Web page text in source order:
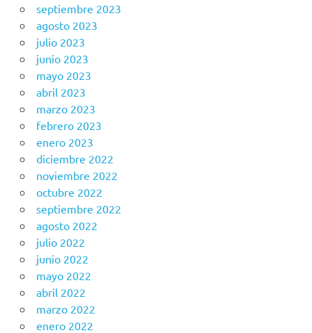
septiembre 2023
agosto 2023
julio 2023
junio 2023
mayo 2023
abril 2023
marzo 2023
febrero 2023
enero 2023
diciembre 2022
noviembre 2022
octubre 2022
septiembre 2022
agosto 2022
julio 2022
junio 2022
mayo 2022
abril 2022
marzo 2022
enero 2022